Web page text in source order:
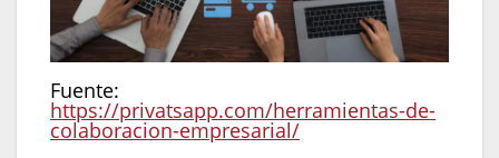
Fuente:
https://privatsapp.com/herramientas-de-
colaboracion-empresarial/